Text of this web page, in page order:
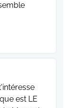
est LE